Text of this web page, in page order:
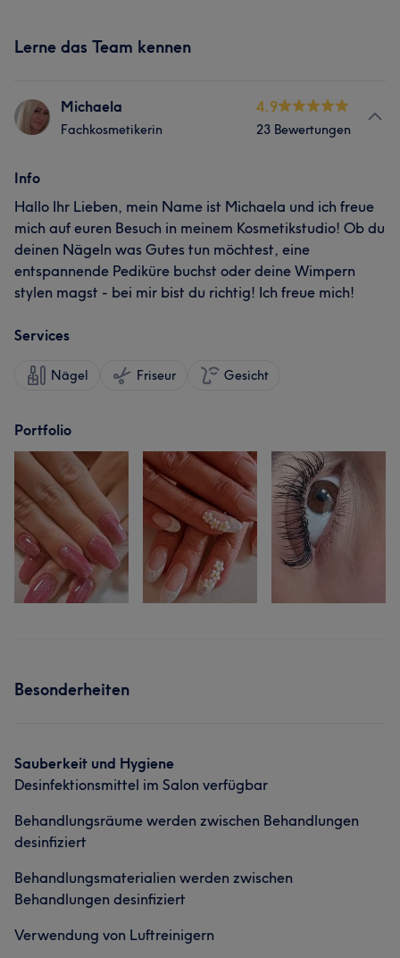
Lerne das Team kennen
Michaela
Fachkosmetikerin
4.9
23 Bewertungen
Info
Hallo Ihr Lieben, mein Name ist Michaela und ich freue
mich auf euren Besuch in meinem Kosmetikstudio! Ob du
deinen Nägeln was Gutes tun möchtest, eine
entspannende Pediküre buchst oder deine Wimpern
stylen magst - bei mir bist du richtig! Ich freue mich!
Services
Nägel Friseur Gesicht
Portfolio
Besonderheiten
Sauberkeit und Hygiene
Desinfektionsmittel im Salon verfügbar
Behandlungsräume werden zwischen Behandlungen
desinfiziert
Behandlungsmaterialien werden zwischen
Behandlungen desinfiziert
Verwendung von Luftreinigern